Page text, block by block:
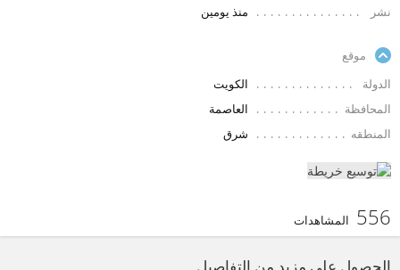
نشر
منذ يومين
موقع
الدولة
الكويت
المحافظة
العاصمة
المنطقه
شرق
556 المشاهدات